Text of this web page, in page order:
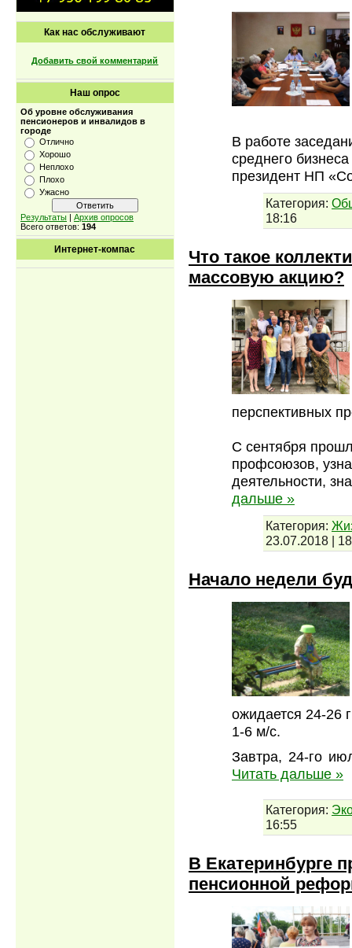
Как нас обслуживают
Добавить свой комментарий
Наш опрос
Об уровне обслуживания
пенсионеров и инвалидов в
городе
Отлично
Хорошо
Неплохо
Плохо
Ужасно
Результаты | Архив опросов
Всего ответов: 194
Интернет-компас
В работе
среднего
президент НП
Категория:
18:16
Что такое
массовую акцию?
перспективных
С сентября
профсоюзов,
деятельности,
дальше »
Категория:
23.07.2018 |
Начало недели
ожидается 24-26
1-6 м/с.
Завтра, 24-го
Читать дальше »
Категория:
16:55
В Екатеринбурге
пенсионной